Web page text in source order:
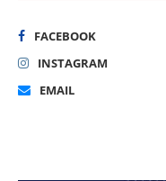
FACEBOOK
INSTAGRAM
EMAIL